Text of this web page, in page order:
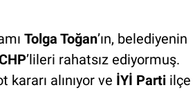
Tolga Toğan’ın, belediyenin
’lileri rahatsız ediyormuş.
kararı alınıyor ve İYİ Parti ilçe